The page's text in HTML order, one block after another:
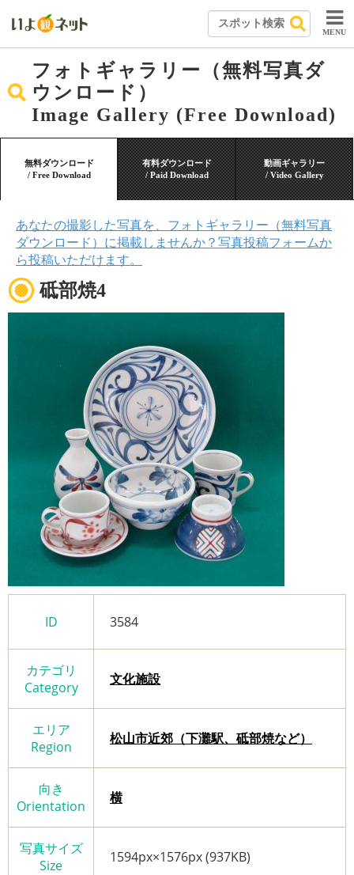
MENU
フォトギャラリー（無料写真ダ
ウンロード）
Image Gallery (Free Download)
無料ダウンロード
/ Free Download
有料ダウンロード
/ Paid Download
動画ギャラリー
/ Video Gallery
あなたの撮影した写真を、フォトギャラリー（無料写真
ダウンロード）に掲載しませんか？写真投稿フォームか
ら投稿いただけます。
砥部焼4
ID 3584
カテゴリ
Category
文化施設
エリア
Region
松山市近郊（下灘駅、砥部焼など）
向き
Orientation
横
写真サイズ
Size
1594px×1576px (937KB)